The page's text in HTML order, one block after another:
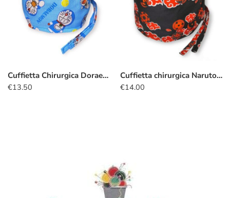
Cuffietta Chirurgica Doraemon
€13.50
Cuffietta chirurgica Naruto nuvola rossa
€14.00